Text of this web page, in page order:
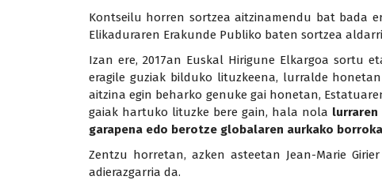
Kontseilu horren sortzea aitzinamendu bat bada
Elikaduraren Erakunde Publiko baten sortzea
Izan ere, 2017an Euskal Hirigune Elkargoa sortu
eragile guziak bilduko lituzkeena, lurralde
aitzina egin beharko genuke gai honetan,
gaiak hartuko lituzke bere gain, hala nola lurraren
garapena edo berotze globalaren aurkako
Zentzu horretan, azken asteetan Jean-Marie
adierazgarria da.